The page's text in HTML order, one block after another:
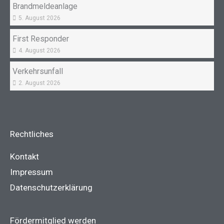
Brandmeldeanlage
5. August 2026
First Responder
4. August 2026
Verkehrsunfall
2. August 2026
Rechtliches
Kontakt
Impressum
Datenschutzerklärung
Fördermitglied werden